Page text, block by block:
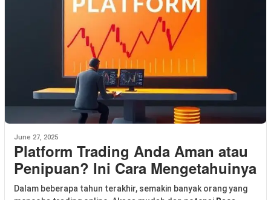
June 27, 2025
Platform Trading Anda Aman atau
Penipuan? Ini Cara Mengetahuinya
Dalam beberapa tahun terakhir, semakin banyak orang yang